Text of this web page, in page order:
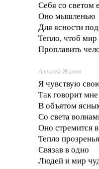
Себя со светом
Оно мышленью
Для ясности
Тепло, чтоб
Проплавить
Алексей Жилов
Я чувствую
Так говорит
В объятом
Со света
Оно стремится
Тепло
Связав в одно
Людей и мир